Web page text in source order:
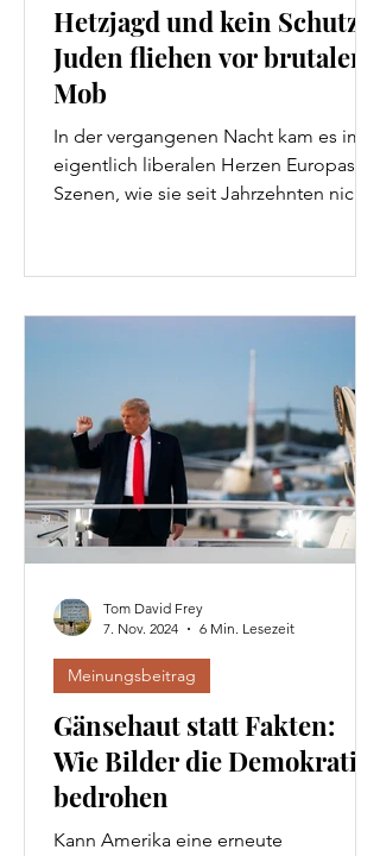
Hetzjagd und kein Schutz:
Juden fliehen vor brutalem
Mob
In der vergangenen Nacht kam es im
eigentlich liberalen Herzen Europas zu
Szenen, wie sie seit Jahrzehnten nicht
Gänsehaut statt Fakten:
Wie Bilder die Demokratie
bedrohen
Kann Amerika eine erneute
Meinungsbeitrag
Tom David Frey
7. Nov. 2024
6 Min. Lesezeit